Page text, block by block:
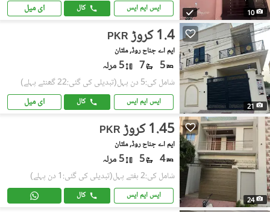
10 ایس ایم ایس کال ای میل
21
PKR 1.4 کروڑ
ایم اے جناح روڈ, ملتان
5
7 5 مرلہ
شامل کی:5 دن پہل (تبدیلی کی گئی:22 گھنٹے پہلے)
ایس ایم ایس کال ای میل
24
PKR 1.45 کروڑ
ایم اے جناح روڈ, ملتان
4
5 5 مرلہ
شامل کی:2 ہفتے پہل (تبدیلی کی گئی:1 دن پہلے)
ایس ایم ایس کال